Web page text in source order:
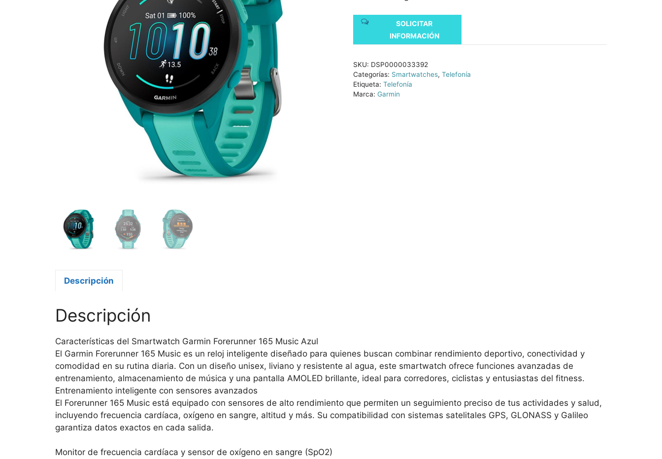
SOLICITAR
INFORMACIÓN
SKU: DSP0000033392
Categorías: Smartwatches, Telefonía
Etiqueta: Telefonía
Marca: Garmin
Descripción
Descripción
Características del Smartwatch Garmin Forerunner 165 Music Azul
El Garmin Forerunner 165 Music es un reloj inteligente diseñado para quienes buscan combinar rendimiento deportivo, conectividad y
comodidad en su rutina diaria. Con un diseño unisex, liviano y resistente al agua, este smartwatch ofrece funciones avanzadas de
entrenamiento, almacenamiento de música y una pantalla AMOLED brillante, ideal para corredores, ciclistas y entusiastas del fitness.
Entrenamiento inteligente con sensores avanzados
El Forerunner 165 Music está equipado con sensores de alto rendimiento que permiten un seguimiento preciso de tus actividades y salud,
incluyendo frecuencia cardíaca, oxígeno en sangre, altitud y más. Su compatibilidad con sistemas satelitales GPS, GLONASS y Galileo
garantiza datos exactos en cada salida.
Monitor de frecuencia cardíaca y sensor de oxígeno en sangre (SpO2)